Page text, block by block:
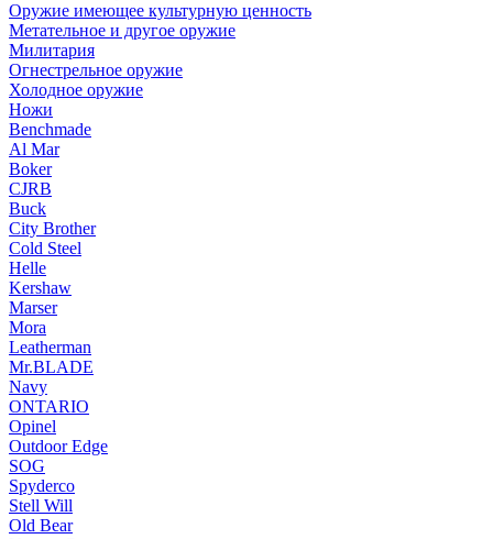
Оружие имеющее культурную ценность
Метательное и другое оружие
Милитария
Огнестрельное оружие
Холодное оружие
Ножи
Benchmade
Al Mar
Boker
CJRB
Buck
City Brother
Cold Steel
Helle
Kershaw
Marser
Mora
Leatherman
Mr.BLADE
Navy
ONTARIO
Opinel
Outdoor Edge
SOG
Spyderco
Stell Will
Old Bear